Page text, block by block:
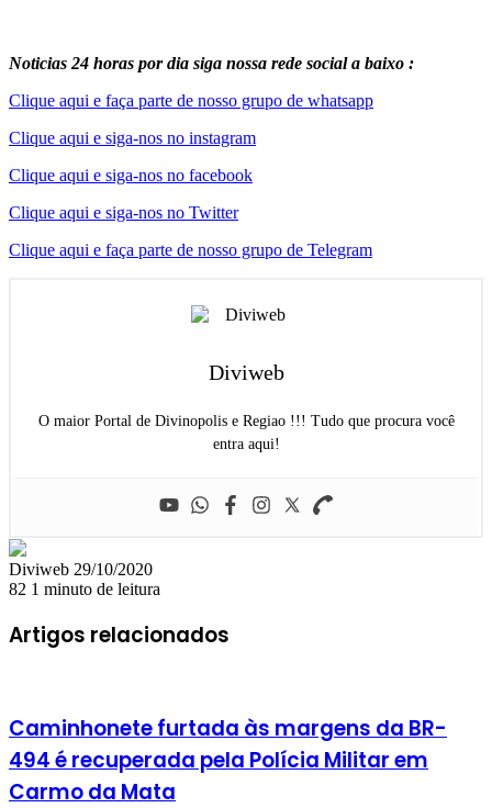
Noticias 24 horas por dia siga nossa rede social a baixo :
Clique aqui e faça parte de nosso grupo de whatsapp
Clique aqui e siga-nos no instagram
Clique aqui e siga-nos no facebook
Clique aqui e siga-nos no Twitter
Clique aqui e faça parte de nosso grupo de Telegram
Diviweb
O maior Portal de Divinopolis e Regiao !!! Tudo que procura você
entra aqui!
Diviweb Mande
um
mail
29/10/2020
82 1 minuto de leitura
Artigos relacionados
Caminhonete furtada às margens da BR-
494 é recuperada pela Polícia Militar em
Carmo da Mata